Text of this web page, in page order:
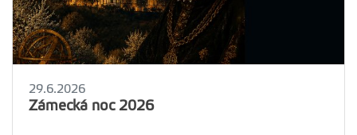
29.6.2026
Zámecká noc 2026